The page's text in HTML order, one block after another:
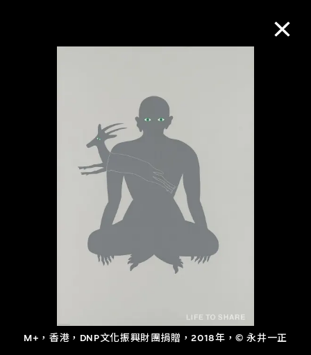
M+，香港，DNP文化振興財團捐贈，2018年，© 永井一正
進一步篩選
關於M+藏品
探索世界頂級的二十及二十一世紀視覺